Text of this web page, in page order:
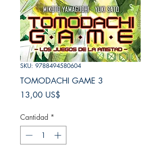
SKU: 9788494580604
TOMODACHI GAME 3
13,00 US$
Cantidad *